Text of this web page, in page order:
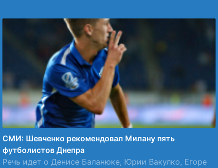
СМИ: Шевченко рекомендовал Милану пять
футболистов Днепра
Речь идет о Денисе Баланюке, Юрии Вакулко, Егоре